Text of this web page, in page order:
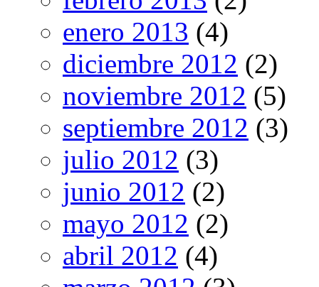
enero 2013 (4)
diciembre 2012 (2)
noviembre 2012 (5)
septiembre 2012 (3)
julio 2012 (3)
junio 2012 (2)
mayo 2012 (2)
abril 2012 (4)